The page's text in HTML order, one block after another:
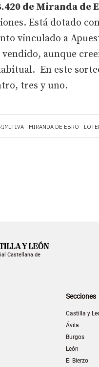
MIRANDA DE EBRO
de Miranda de
Está dotado
vinculado a
aunque
En este
tres y uno.
Castellana de
Secciones
Castilla y
Ávila
Burgos
León
El Bierzo